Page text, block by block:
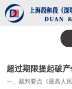
超过期限提起破
一、裁判要点《最高人